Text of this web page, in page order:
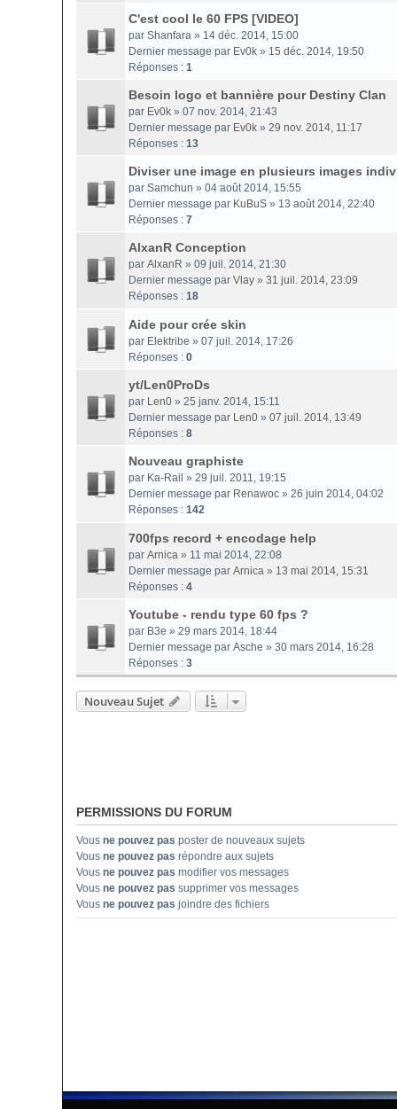
C'est cool le 60 FPS [VIDEO]
par Shanfara » 14 déc. 2014, 15:00
Dernier message par Ev0k » 15 déc. 2014, 19:50
Réponses : 1
Besoin logo et bannière pour Destiny Clan
par Ev0k » 07 nov. 2014, 21:43
Dernier message par Ev0k » 29 nov. 2014, 11:17
Réponses : 13
Diviser une image en plusieurs images
par Samchun » 04 août 2014, 15:55
Dernier message par KuBuS » 13 août 2014, 22:40
Réponses : 7
AlxanR Conception
par AlxanR » 09 juil. 2014, 21:30
Dernier message par Vlay » 31 juil. 2014, 23:09
Réponses : 18
Aide pour crée skin
par Elektribe » 07 juil. 2014, 17:26
Réponses : 0
yt/Len0ProDs
par Len0 » 25 janv. 2014, 15:11
Dernier message par Len0 » 07 juil. 2014, 13:49
Réponses : 8
Nouveau graphiste
par Ka-Rail » 29 juil. 2011, 19:15
Dernier message par Renawoc » 26 juin 2014, 04:02
Réponses : 142
700fps record + encodage help
par Arnica » 11 mai 2014, 22:08
Dernier message par Arnica » 13 mai 2014, 15:31
Réponses : 4
Youtube - rendu type 60 fps ?
par B3e » 29 mars 2014, 18:44
Dernier message par Asche » 30 mars 2014, 16:28
Réponses : 3
Nouveau Sujet
PERMISSIONS DU FORUM
Vous ne pouvez pas poster de nouveaux sujets
Vous ne pouvez pas répondre aux sujets
Vous ne pouvez pas modifier vos messages
Vous ne pouvez pas supprimer vos messages
Vous ne pouvez pas joindre des fichiers